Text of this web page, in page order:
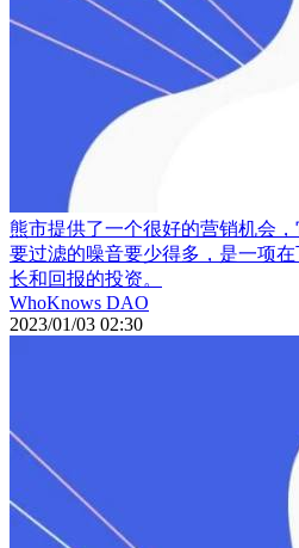
熊市提供了一个很好的营销机会
要过滤的噪音要少得多，是一项
长和回报的投资。
WhoKnows DAO
2023/01/03 02:30